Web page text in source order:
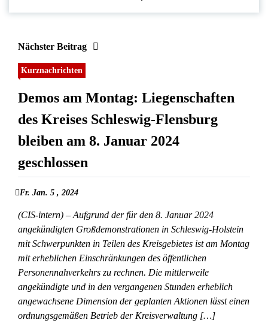
Nächster Beitrag
Kurznachrichten
Demos am Montag: Liegenschaften
des Kreises Schleswig-Flensburg
bleiben am 8. Januar 2024
geschlossen
Fr. Jan. 5 , 2024
(CIS-intern) – Aufgrund der für den 8. Januar 2024
angekündigten Großdemonstrationen in Schleswig-Holstein
mit Schwerpunkten in Teilen des Kreisgebietes ist am Montag
mit erheblichen Einschränkungen des öffentlichen
Personennahverkehrs zu rechnen. Die mittlerweile
angekündigte und in den vergangenen Stunden erheblich
angewachsene Dimension der geplanten Aktionen lässt einen
ordnungsgemäßen Betrieb der Kreisverwaltung […]